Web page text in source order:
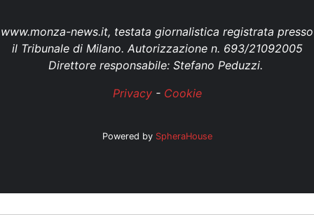
www.monza-news.it, testata giornalistica registrata presso
il Tribunale di Milano. Autorizzazione n. 693/21092005
Direttore responsabile: Stefano Peduzzi.
Privacy- Cookie
Powered by SpheraHouse